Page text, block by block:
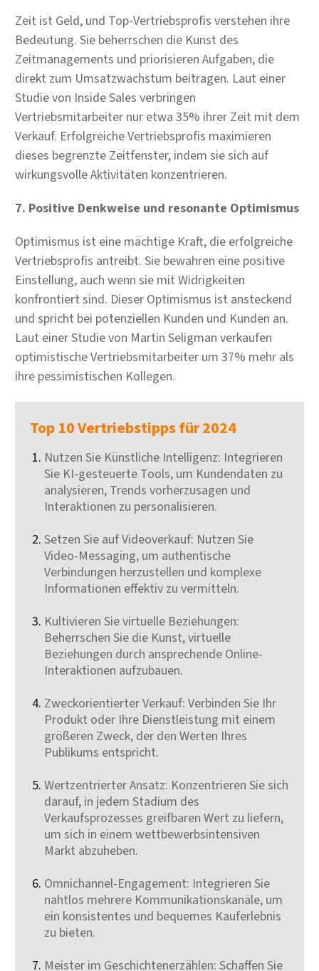
Zeit ist Geld, und Top-Vertriebsprofis verstehen ihre
Bedeutung. Sie beherrschen die Kunst des
Zeitmanagements und priorisieren Aufgaben, die
direkt zum Umsatzwachstum beitragen. Laut einer
Studie von Inside Sales verbringen
Vertriebsmitarbeiter nur etwa 35% ihrer Zeit mit dem
Verkauf. Erfolgreiche Vertriebsprofis maximieren
dieses begrenzte Zeitfenster, indem sie sich auf
wirkungsvolle Aktivitäten konzentrieren.
7. Positive Denkweise und resonante Optimismus
Optimismus ist eine mächtige Kraft, die erfolgreiche
Vertriebsprofis antreibt. Sie bewahren eine positive
Einstellung, auch wenn sie mit Widrigkeiten
konfrontiert sind. Dieser Optimismus ist ansteckend
und spricht bei potenziellen Kunden und Kunden an.
Laut einer Studie von Martin Seligman verkaufen
optimistische Vertriebsmitarbeiter um 37% mehr als
ihre pessimistischen Kollegen.
Top 10 Vertriebstipps für 2024
Nutzen Sie Künstliche Intelligenz: Integrieren
Sie KI-gesteuerte Tools, um Kundendaten zu
analysieren, Trends vorherzusagen und
Interaktionen zu personalisieren.
Setzen Sie auf Videoverkauf: Nutzen Sie
Video-Messaging, um authentische
Verbindungen herzustellen und komplexe
Informationen effektiv zu vermitteln.
Kultivieren Sie virtuelle Beziehungen:
Beherrschen Sie die Kunst, virtuelle
Beziehungen durch ansprechende Online-
Interaktionen aufzubauen.
Zweckorientierter Verkauf: Verbinden Sie Ihr
Produkt oder Ihre Dienstleistung mit einem
größeren Zweck, der den Werten Ihres
Publikums entspricht.
Wertzentrierter Ansatz: Konzentrieren Sie sich
darauf, in jedem Stadium des
Verkaufsprozesses greifbaren Wert zu liefern,
um sich in einem wettbewerbsintensiven
Markt abzuheben.
Omnichannel-Engagement: Integrieren Sie
nahtlos mehrere Kommunikationskanäle, um
ein konsistentes und bequemes Kauferlebnis
zu bieten.
Meister im Geschichtenerzählen: Schaffen Sie